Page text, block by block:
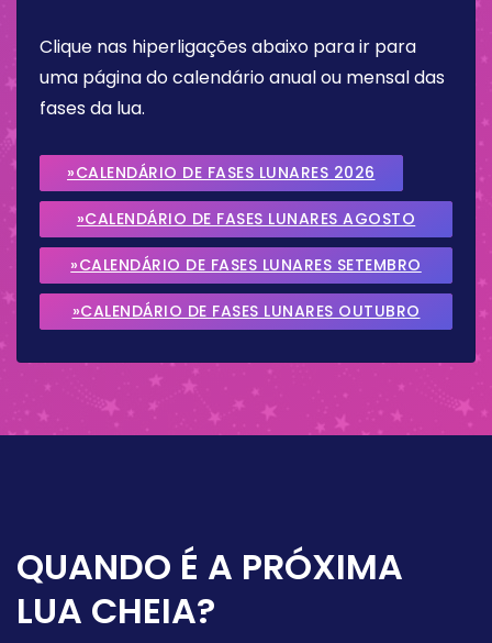
Clique nas hiperligações abaixo para ir para
uma página do calendário anual ou mensal das
fases da lua.
»CALENDÁRIO DE FASES LUNARES 2026
»CALENDÁRIO DE FASES LUNARES AGOSTO
2026
»CALENDÁRIO DE FASES LUNARES SETEMBRO
2026
»CALENDÁRIO DE FASES LUNARES OUTUBRO
QUANDO É A PRÓXIMA
LUA CHEIA?